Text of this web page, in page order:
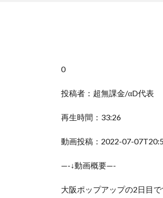
0
投稿者：超無課金/αD代表
再生時間：33:26
動画投稿：2022-07-
—-↓動画概要—-
大阪ポップアップの2日目で